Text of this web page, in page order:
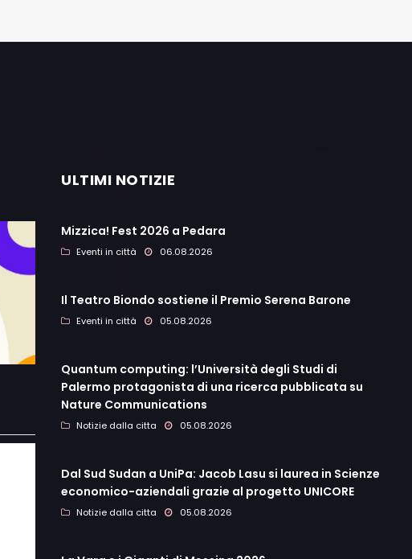
ULTIMI NOTIZIE
Mizzica! Fest 2026 a Pedara
Eventi in città 06.08.2026
Il Teatro Biondo sostiene il Premio Serena Barone
Eventi in città 05.08.2026
Quantum computing: l’Università degli Studi di
Palermo protagonista di una ricerca pubblicata su
Nature Communications
Notizie dalla citta 05.08.2026
Dal Sud Sudan a UniPa: Jacob Lasu si laurea in Scienze
economico-aziendali grazie al progetto UNICORE
Notizie dalla citta 05.08.2026